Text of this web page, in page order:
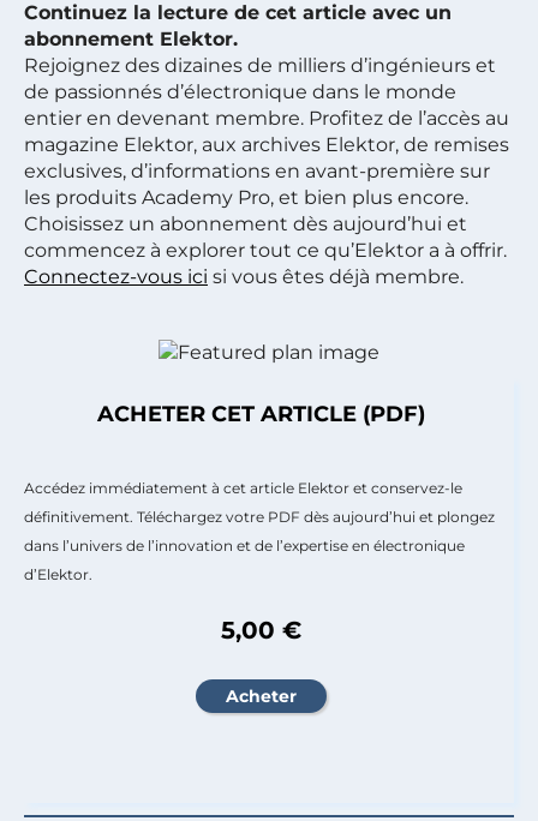
Continuez la lecture de cet article avec un
abonnement Elektor.
Rejoignez des dizaines de milliers d’ingénieurs et
de passionnés d’électronique dans le monde
entier en devenant membre. Profitez de l’accès au
magazine Elektor, aux archives Elektor, de remises
exclusives, d’informations en avant-première sur
les produits Academy Pro, et bien plus encore.
Choisissez un abonnement dès aujourd’hui et
commencez à explorer tout ce qu’Elektor a à offrir.
Connectez-vous ici si vous êtes déjà membre.
ACHETER CET ARTICLE (PDF)
Accédez immédiatement à cet article Elektor et conservez-le
définitivement. Téléchargez votre PDF dès aujourd’hui et plongez
dans l’univers de l’innovation et de l’expertise en électronique
d’Elektor.
5,00 €